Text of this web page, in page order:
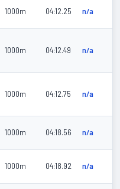
1000m 04:12.25 n/a
1000m 04:12.49 n/a
1000m 04:12.75 n/a
1000m 04:18.56 n/a
1000m 04:18.92 n/a